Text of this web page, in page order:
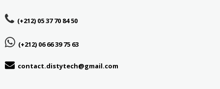
(+212) 05 37 70 84 50
(+212) 06 66 39 75 63
contact.distytech@gmail.com